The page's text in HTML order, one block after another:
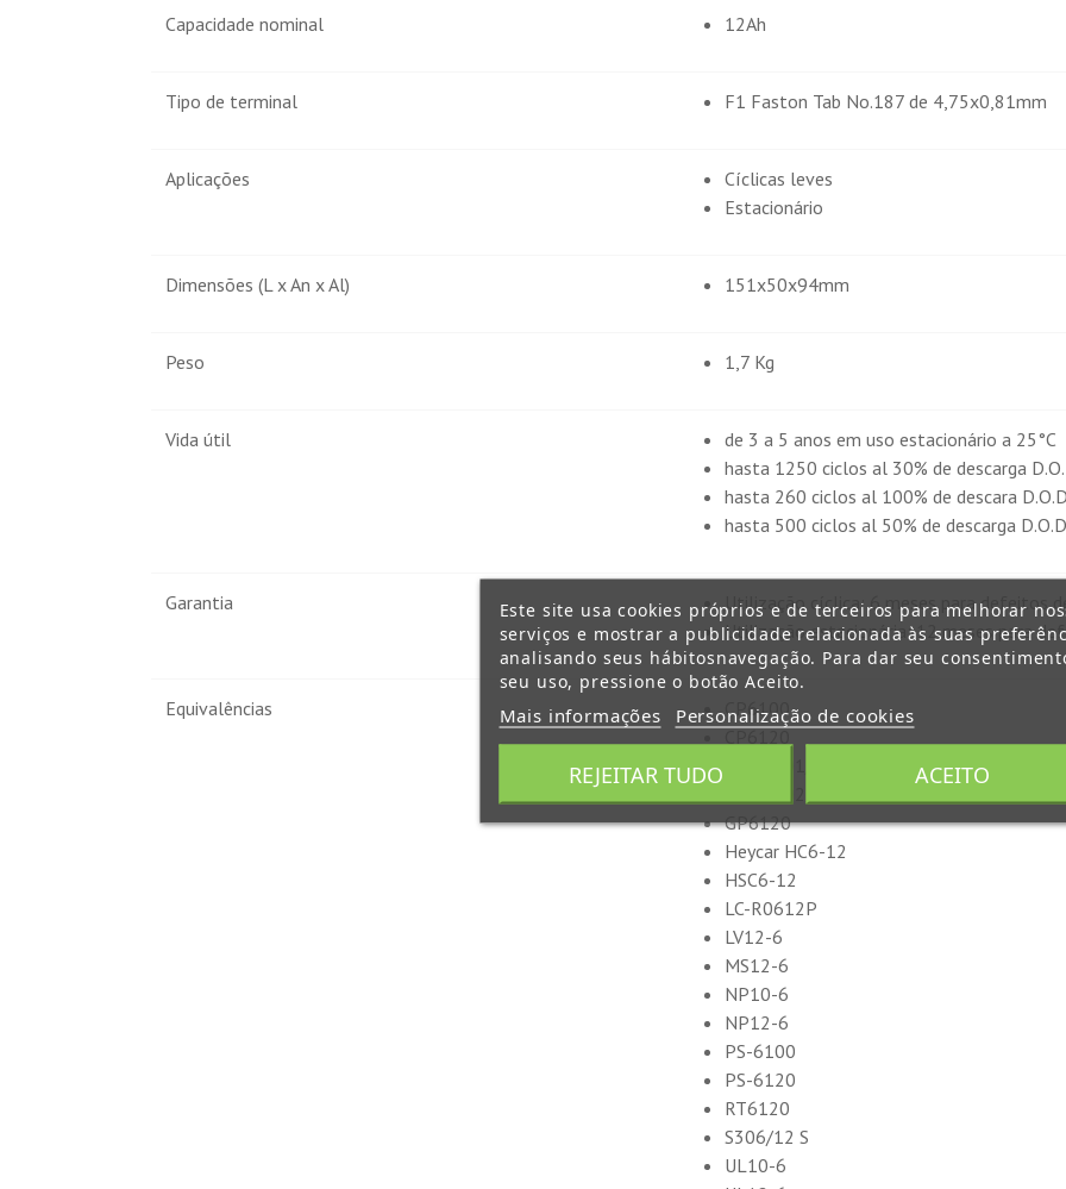
Capacidade nominal 12Ah
Tipo de terminal F1 Faston Tab No.187 de 4,75x0,81mm
Aplicações
Cíclicas leves
Estacionário
Dimensões (L x An x Al) 151x50x94mm
Peso 1,7 Kg
Vida útil
de 3 a 5 anos em uso estacionário a 25°C
hasta 1250 ciclos al 30% de descarga
hasta 260 ciclos al 100% de descara
hasta 500 ciclos al 50% de descarga
Garantia
Utilização cíclica: 6 meses para defeitos
Utilização estacionária: 12 meses para
Equivalências
CP6100
CP6120
GP6120
Heycar HC6-12
HSC6-12
LC-R0612P
LV12-6
MS12-6
NP10-6
NP12-6
PS-6100
PS-6120
RT6120
S306/12 S
UL10-6
Este site usa cookies próprios e de terceiros para melhorar
serviços e mostrar a publicidade relacionada às suas
analisando seus hábitosnavegação. Para dar seu
seu uso, pressione o botão Aceito.
Mais informações Personalização de cookies
REJEITAR TUDO ACEITO